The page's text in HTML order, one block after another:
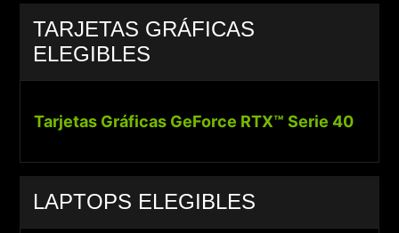
TARJETAS GRÁFICAS
ELEGIBLES
Tarjetas Gráficas GeForce RTX™ Serie 40
LAPTOPS ELEGIBLES